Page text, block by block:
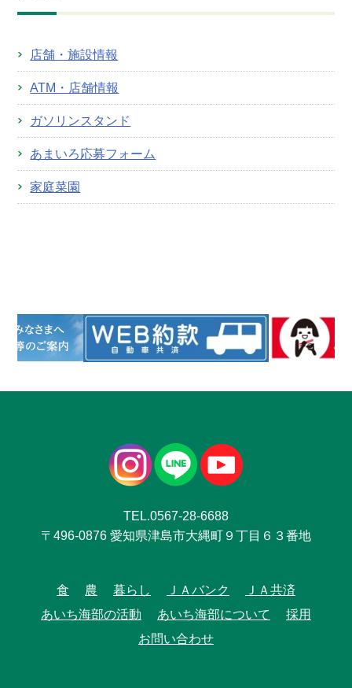
店舗・施設情報
ATM・店舗情報
ガソリンスタンド
あまいろ応募フォーム
家庭菜園
TEL.0567-28-6688
〒496-0876 愛知県津島市大縄町９丁目６３番地
食 農 暮らし ＪＡバンク
ＪＡ共済
あいち海部の活動
あいち海部について
採用
お問い合わせ